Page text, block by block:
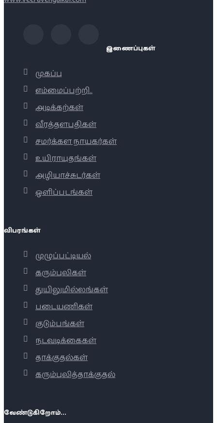
இணைப்புகள்
முகப்பு
எம்மைப்பற்றி..
அடிக்கற்கள்
வீரத்தளபதிகள்
சமர்க்கள நாயகர்கள்
உயிராயுதங்கள்
அழியாச்சுடர்கள்
ஒளிப்படங்கள்
விபரங்கள்
முழுப்பட்டியல்
கரும்புலிகள்
துயிலுமில்லங்கள்
படையணிகள்
குடும்பங்கள்
நடவடிக்கைகள்
தாக்குதல்கள்
கரும்புலித்தாக்குதல்
வேண்டுகிறோம்...